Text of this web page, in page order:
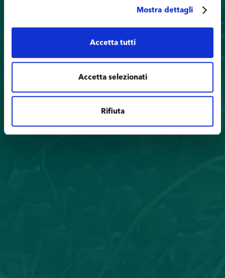
Mostra dettagli
Accetta tutti
Accetta selezionati
Rifiuta